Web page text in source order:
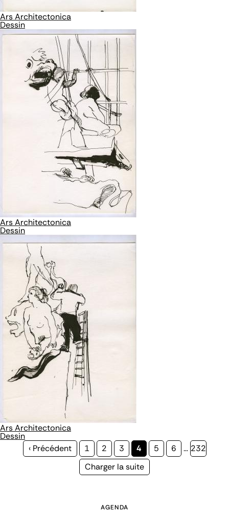
Ars Architectonica
Dessin
Ars Architectonica
Dessin
Ars Architectonica
Dessin
Page
‹ Précédent Page
1 Page
2 Page
3
Page
courante
4 Page
5 Page
6 … Page
232
Page
Charger la suite
AGENDA